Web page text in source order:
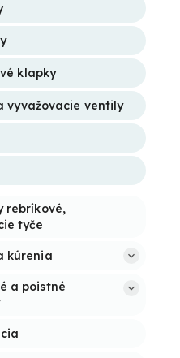
klapky
vyvažovacie ventily
rebríkové,
tyče
kúrenia
a poistné